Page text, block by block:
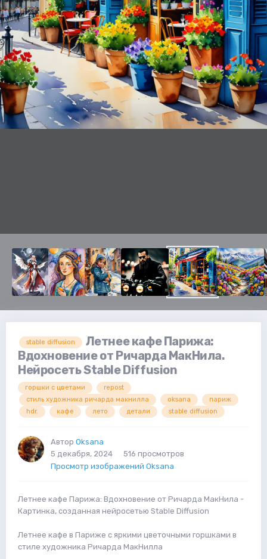
stable diffusion
Летнее кафе Парижа:
Вдохновение от Ричарда МакНила.
Нейросеть Stable Diffusion
горшки с цветами
repost
стиль художника ричарда макнилла
oksana
париж
hdr.
кафе лето детали stable diffusion
Автор Oksana
5 декабря, 2024
516 просмотров
Просмотр изображений Oksana
Летнее кафе Парижа: Вдохновение от Ричарда МакНила -
Картинка, созданная нейросетью Stable Diffusion
Летнее кафе в Париже с яркими цветочными горшками в
стиле художника Ричарда МакНилла